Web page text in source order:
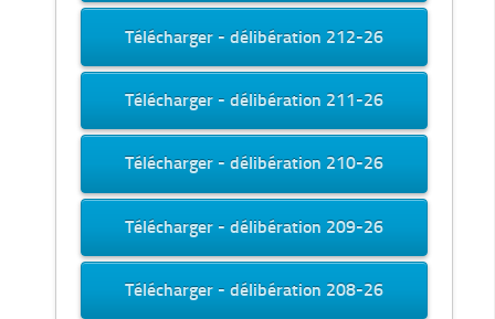
Télécharger - délibération 212-26
Télécharger - délibération 211-26
Télécharger - délibération 210-26
Télécharger - délibération 209-26
Télécharger - délibération 208-26